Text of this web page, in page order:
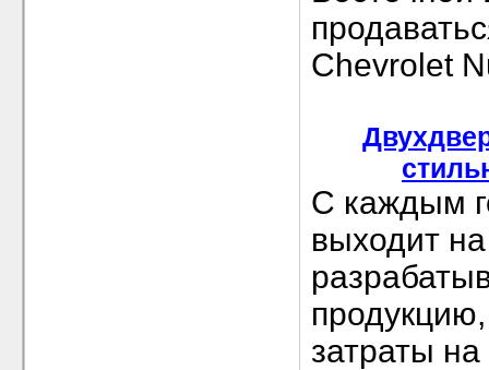
Chevrolet
С каждым
выходит
затраты на